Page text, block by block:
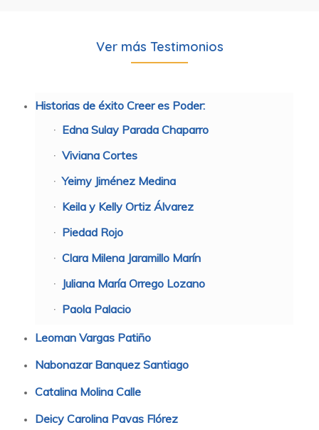
Ver más Testimonios
Historias de éxito Creer es Poder:
Edna Sulay Parada Chaparro
Viviana Cortes
Yeimy Jiménez Medina
Keila y Kelly Ortiz Álvarez
Piedad Rojo
Clara Milena Jaramillo Marín
Juliana María Orrego Lozano
Paola Palacio
Leoman Vargas Patiño
Nabonazar Banquez Santiago
Catalina Molina Calle
Deicy Carolina Pavas Flórez